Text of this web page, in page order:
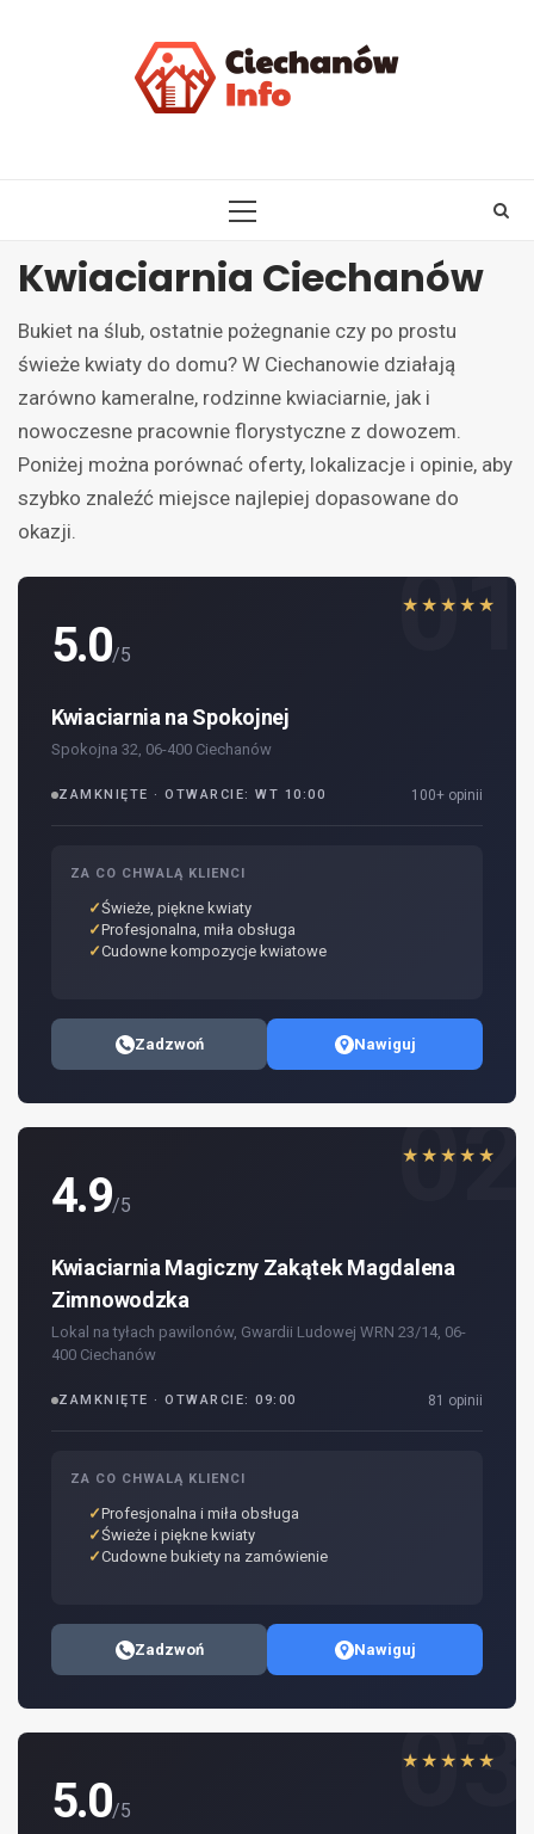
PRIMARY
Kwiaciarnia Ciechanów
Bukiet na ślub, ostatnie pożegnanie czy po prostu
świeże kwiaty do domu? W Ciechanowie działają
zarówno kameralne, rodzinne kwiaciarnie, jak i
nowoczesne pracownie florystyczne z dowozem.
Poniżej można porównać oferty, lokalizacje i opinie, aby
szybko znaleźć miejsce najlepiej dopasowane do
okazji.
01
★★★★★
5.0/5
Kwiaciarnia na Spokojnej
Spokojna 32, 06-400 Ciechanów
ZAMKNIĘTE · OTWARCIE: WT 10:00 100+ opinii
ZA CO CHWALĄ KLIENCI
Świeże, piękne kwiaty
Profesjonalna, miła obsługa
Cudowne kompozycje kwiatowe
Zadzwoń Nawiguj
02
★★★★★
4.9/5
Kwiaciarnia Magiczny Zakątek Magdalena
Zimnowodzka
Lokal na tyłach pawilonów, Gwardii Ludowej WRN 23/14, 06-
400 Ciechanów
ZAMKNIĘTE · OTWARCIE: 09:00 81 opinii
ZA CO CHWALĄ KLIENCI
Profesjonalna i miła obsługa
Świeże i piękne kwiaty
Cudowne bukiety na zamówienie
Zadzwoń Nawiguj
03
★★★★★
5.0/5